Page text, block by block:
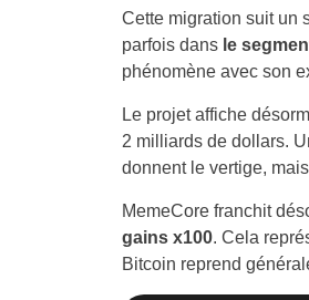
Cette migration suit un
parfois dans le
phénomène avec son
Le projet affiche
2 milliards de dollars.
donnent le vertige,
MemeCore franchit
gains x100. Cela
Bitcoin reprend